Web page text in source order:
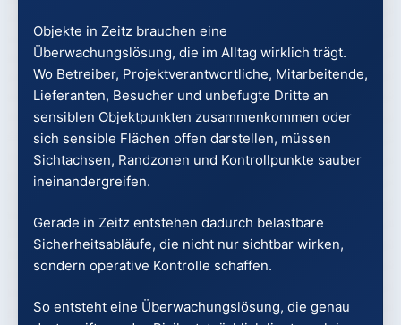
Objekte in Zeitz brauchen eine
Überwachungslösung, die im Alltag wirklich trägt.
Wo Betreiber, Projektverantwortliche, Mitarbeitende,
Lieferanten, Besucher und unbefugte Dritte an
sensiblen Objektpunkten zusammenkommen oder
sich sensible Flächen offen darstellen, müssen
Sichtachsen, Randzonen und Kontrollpunkte sauber
ineinandergreifen.
Gerade in Zeitz entstehen dadurch belastbare
Sicherheitsabläufe, die nicht nur sichtbar wirken,
sondern operative Kontrolle schaffen.
So entsteht eine Überwachungslösung, die genau